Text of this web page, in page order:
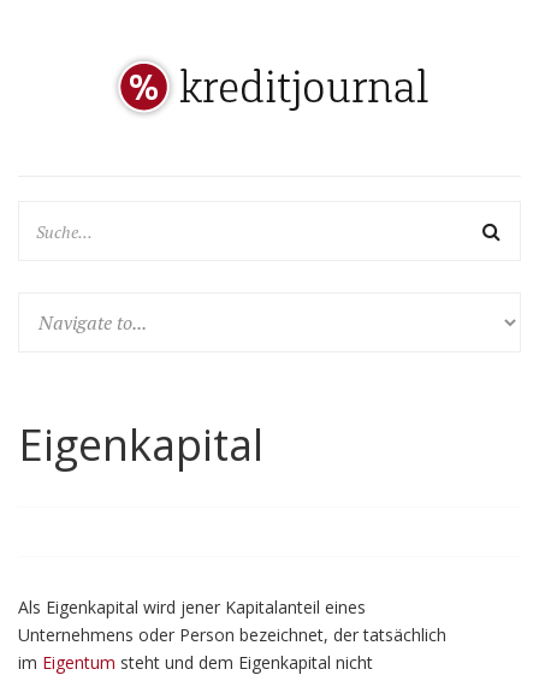
Eigenkapital
Als Eigenkapital wird jener Kapitalanteil eines
Unternehmens oder Person bezeichnet, der tatsächlich
im Eigentum steht und dem Eigenkapital nicht